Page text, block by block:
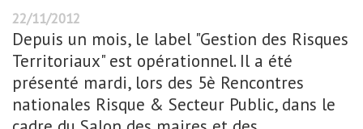
22/11/2012
Depuis un mois, le label "Gestion des Risques
Territoriaux" est opérationnel. Il a été
présenté mardi, lors des 5è Rencontres
nationales Risque & Secteur Public, dans le